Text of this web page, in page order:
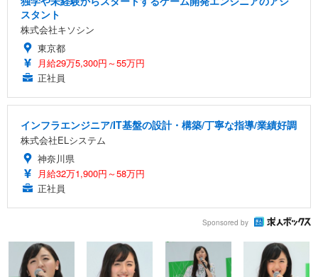
スタント
株式会社キソシン
東京都
月給29万5,300円～55万円
正社員
インフラエンジニア/IT基盤の設計・構築/丁寧な指導/業績好調
株式会社ELシステム
神奈川県
月給32万1,900円～58万円
正社員
Sponsored by